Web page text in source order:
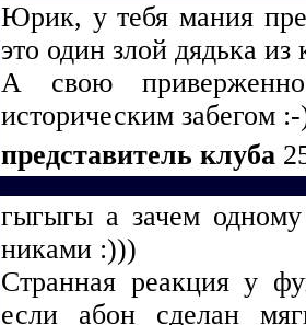
Юрик, у тебя мания
это один злой дядька
А свою
историческим забегом
представитель клуба
гыгыгы а зачем одному
никами :)))
Странная реакция у
если абон сделан